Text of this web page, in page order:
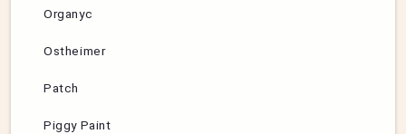
Organyc
Ostheimer
Patch
Piggy Paint